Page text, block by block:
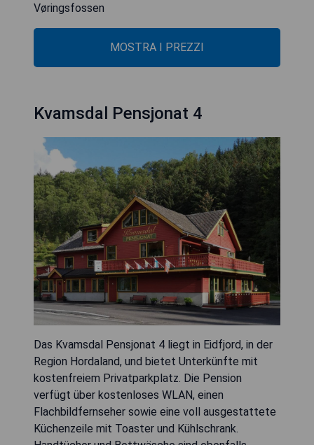
Vøringsfossen
MOSTRA I PREZZI
Kvamsdal Pensjonat 4
Das Kvamsdal Pensjonat 4 liegt in Eidfjord, in der
Region Hordaland, und bietet Unterkünfte mit
kostenfreiem Privatparkplatz. Die Pension
verfügt über kostenloses WLAN, einen
Flachbildfernseher sowie eine voll ausgestattete
Küchenzeile mit Toaster und Kühlschrank.